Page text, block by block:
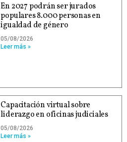
En 2027 podrán ser jurados
populares 8.000 personas en
igualdad de género
05/08/2026
Leer más »
Capacitación virtual sobre
liderazgo en oficinas judiciales
05/08/2026
Leer más »